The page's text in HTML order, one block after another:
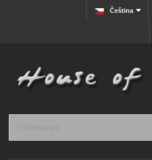
Čeština